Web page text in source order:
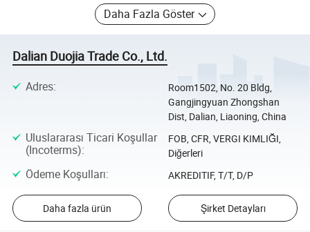
Daha Fazla Göster
Dalian Duojia Trade Co., Ltd.
Adres:
Room1502, No. 20 Bldg,
Gangjingyuan Zhongshan
Dist, Dalian, Liaoning, China
Uluslararası Ticari Koşullar
(Incoterms):
FOB, CFR, VERGI KIMLIĞI,
Diğerleri
Ödeme Koşulları: AKREDITIF, T/T, D/P
Daha fazla ürün Şirket Detayları